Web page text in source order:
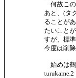
何故この
あと、(タ
ることが
たいこと
すが、標
今度は削
始めは鶴